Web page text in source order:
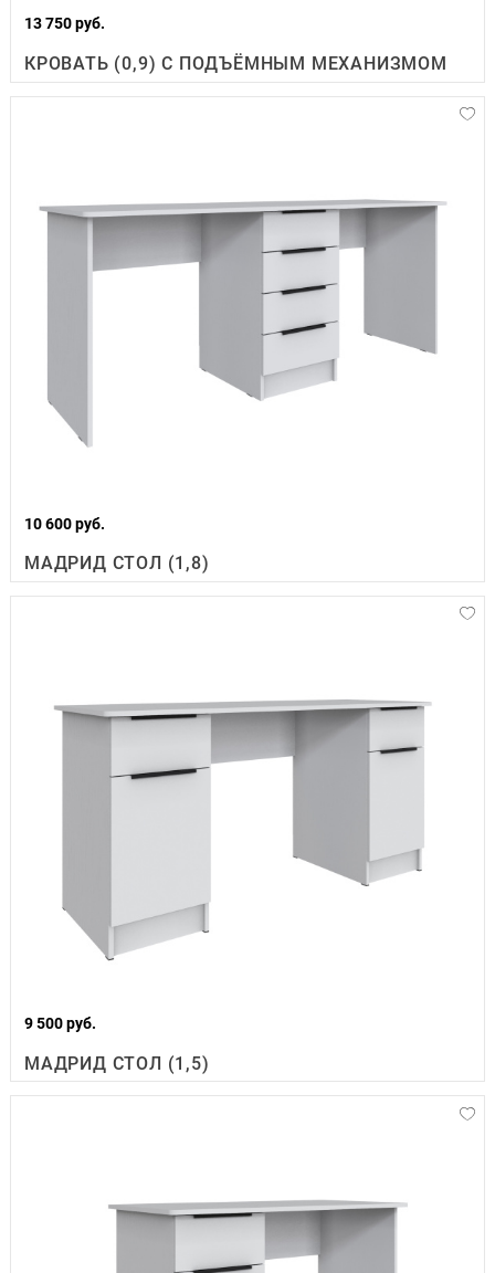
13 750 руб.
КРОВАТЬ (0,9) С ПОДЪЁМНЫМ МЕХАНИЗМОМ
10 600 руб.
МАДРИД СТОЛ (1,8)
9 500 руб.
МАДРИД СТОЛ (1,5)